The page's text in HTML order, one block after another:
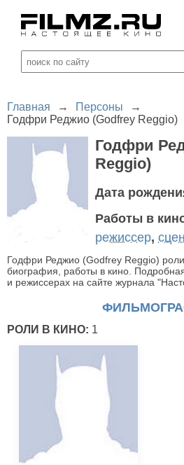
Главная → Персоны
→
Годфри Реджио (Godfrey Reggio)
Годфри
Reggio)
Дата
Работы в
режиссер,
Годфри Реджио (Godfrey Reggio)
биография, работы в кино.
и режиссерах на сайте журнала
РОЛИ В КИНО: 1